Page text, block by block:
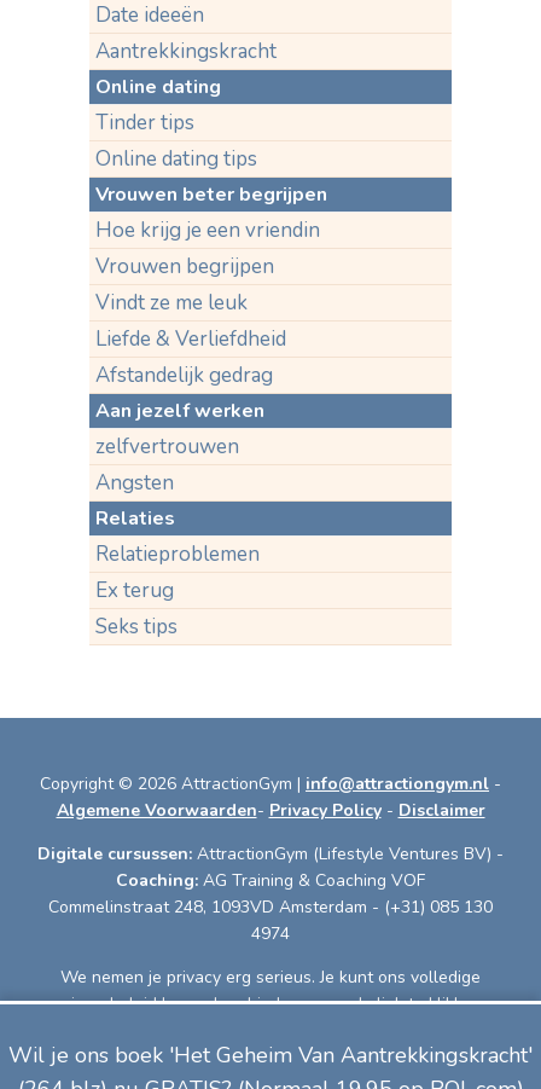
Date ideeën
Aantrekkingskracht
Online dating
Tinder tips
Online dating tips
Vrouwen beter begrijpen
Hoe krijg je een vriendin
Vrouwen begrijpen
Vindt ze me leuk
Liefde & Verliefdheid
Afstandelijk gedrag
Aan jezelf werken
zelfvertrouwen
Angsten
Relaties
Relatieproblemen
Ex terug
Seks tips
Copyright © 2026 AttractionGym | info@attractiongym.nl -
Algemene Voorwaarden- Privacy Policy- Disclaimer
Digitale cursussen: AttractionGym (Lifestyle Ventures BV) -
Coaching: AG Training & Coaching VOF
Commelinstraat 248, 1093VD Amsterdam - (+31) 085 130
4974
We nemen je privacy erg serieus. Je kunt ons volledige
privacybeleid lezen door hierboven op de link te klikken.
Door inschrijving ga je akkoord met de disclaimer.
Door je naam en e-mailadres in te vullen, ga je akkoord met
Wil je ons boek 'Het Geheim Van Aantrekkingskracht'